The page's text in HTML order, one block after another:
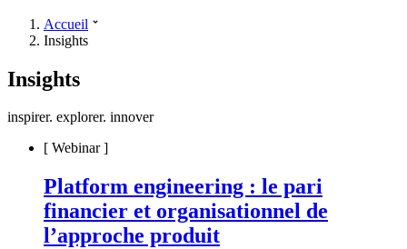
Accueil
Insights
Insights
inspirer. explorer. innover
[ Webinar]
Platform engineering : le pari
financier et organisationnel de
l’approche produit